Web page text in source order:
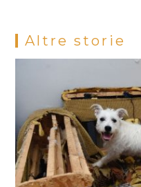
Altre storie